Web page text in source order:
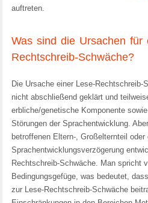
auftreten.
Was sind die Ursachen für
Rechtschreib-Schwäche?
Die Ursache einer Lese-
nicht abschließend geklärt und
erbliche/genetische Komponente
Störungen der Sprachentwicklung.
betroffenen Eltern-, Großelternteil oder
Sprachentwicklungsverzögerung
Rechtschreib-Schwäche. Man spricht
Bedingungsgefüge, was bedeutet,
zur Lese-Rechtschreib-Schwäche